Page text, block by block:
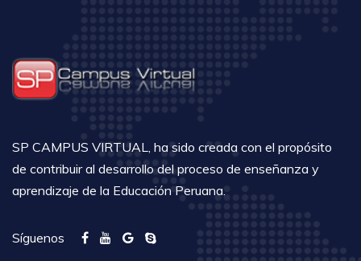
SP CAMPUS VIRTUAL, ha sido creada con el propósito
de contribuir al desarrollo del proceso de enseñanza y
aprendizaje de la Educación Peruana.
Síguenos